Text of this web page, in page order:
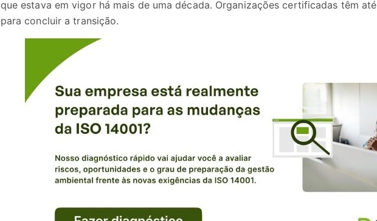
que estava em vigor há mais de uma década. Organizações certificadas têm até
para concluir a transição.